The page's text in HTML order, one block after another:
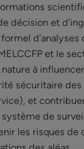
décision et
d’analyses
et le
à
sécuritaire
et
de
les risques de